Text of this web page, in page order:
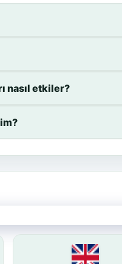
nasıl etkiler?